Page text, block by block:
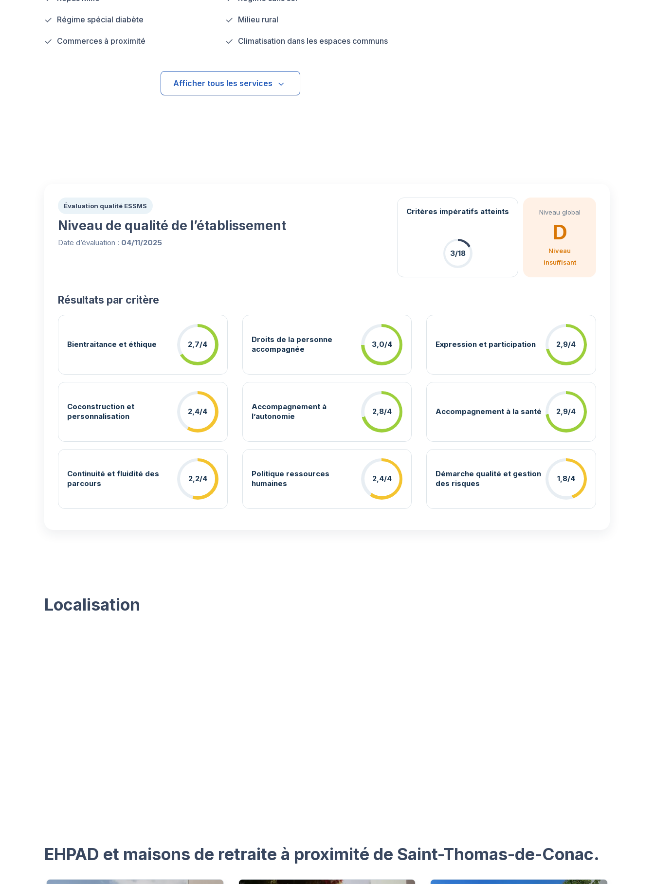
Régime spécial diabète Milieu rural
Commerces à proximité Climatisation dans les espaces communs
Afficher tous les services
Évaluation qualité ESSMS
Niveau de qualité de l’établissement
Date d’évaluation : 04/11/2025
Niveau global
D
Niveau
insuffisant
Critères impératifs atteints
3/18
Résultats par critère
Bientraitance et éthique 2,7/4
Droits de la personne
accompagnée
3,0/4 Expression et participation 2,9/4
Coconstruction et
personnalisation
2,4/4
Accompagnement à
l’autonomie
2,8/4 Accompagnement à la santé 2,9/4
Continuité et fluidité des
parcours
2,2/4
Politique ressources
humaines
2,4/4
Démarche qualité et gestion
des risques
1,8/4
Localisation
EHPAD et maisons de retraite à proximité de Saint-Thomas-de-Conac.